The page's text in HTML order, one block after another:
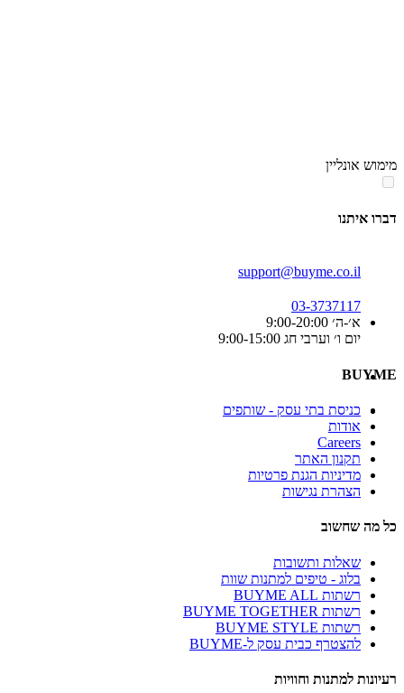
אזור
מימוש אונליין
דברו איתנו
support@buyme.co.il
03-3737117
א׳-ה׳ 9:00-20:00
יום ו׳ וערבי חג 9:00-15:00
BUYME
כניסת בתי עסק - שותפים
אודות
Careers
תקנון האתר
מדיניות הגנת פרטיות
הצהרת נגישות
כל מה שחשוב
שאלות ותשובות
בלוג - טיפים למתנות שוות
רשתות BUYME ALL
רשתות BUYME TOGETHER
רשתות BUYME STYLE
להצטרף כבית עסק ל-BUYME
רעיונות למתנות וחוויות